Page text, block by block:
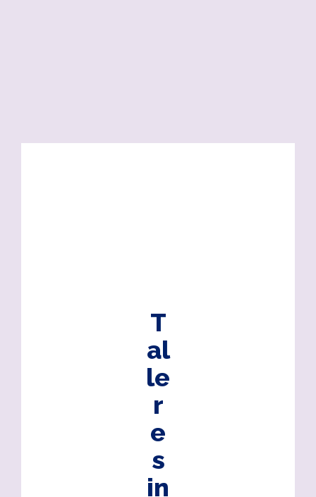
T
al
le
r
e
s
in